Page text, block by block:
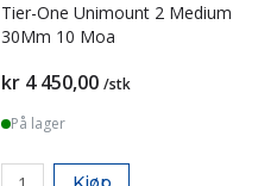
Tier-One Unimount 2 Medium
30Mm 10 Moa
kr 4 450,00 /stk
På lager